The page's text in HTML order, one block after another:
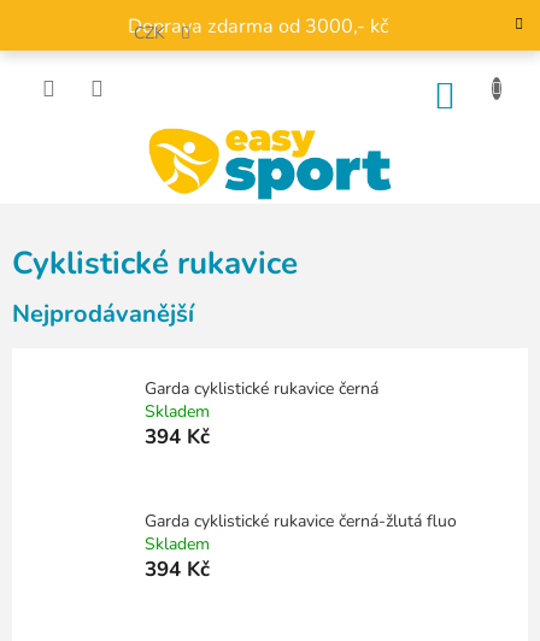
obsah
Doprava zdarma od 3000,- kč
CZK
Cyklistické rukavice
Nejprodávanější
Garda cyklistické rukavice černá
Skladem
394 Kč
Garda cyklistické rukavice černá-žlutá fluo
Skladem
394 Kč